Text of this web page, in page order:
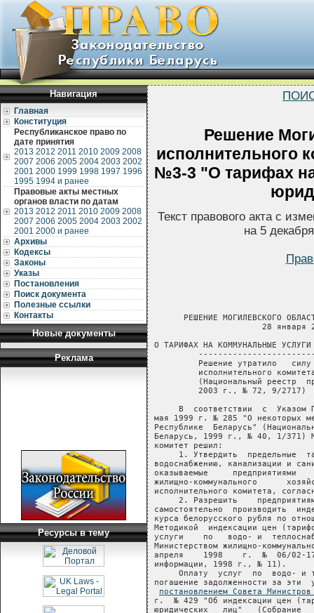
Навигация
Главная
Конституция
Республиканское право по
дате принятия
2013 2012 2011 2010 2009 2008
2007 2006 2005 2004 2003 2002
2001 2000 1999 1998 1997 1996
1995 1994 и ранее
Правовые акты местных
органов власти по датам
2013 2012 2011 2010 2009 2008
2007 2006 2005 2004 2003 2002
2001 2000 и ранее
Архивы
Кодексы
Законы
Указы
Постановления
Поиск документа
Полезные ссылки
Контакты
Новые документы
Реклама
Ресурсы в тему
Решение
исполнительного
№3-3 "О тарифах
Текст правового акта с
на 5
РЕШЕНИЕ МОГИЛЕВСКОГО
28 января
О ТАРИФАХ НА КОММУНАЛЬНЫЕ
Решение утратило
исполнительного
(Национальный реестр
2003 г., № 72, 9/
В  соответствии  с  Указом
мая 1999 г. № 285 "О некоторых
Республике  Беларусь"
Беларусь, 1999 г., № 40, 1/371)
комитет решил:
1. Утвердить  предельные
водоснабжению, канализации и
оказываемые     предприятиями
жилищно-коммунального
исполнительного комитета,
2. Разрешить
самостоятельно  производить
курса белорусского рубля по
Методикой  индексации цен
услуги    по   водо- и
Министерством жилищно-
апреля    1998    г.  №  06/02-
информации, 1998 г., № 11).
Оплату  услуг  по  водо- и
погашение задолженности за
постановлением Совета